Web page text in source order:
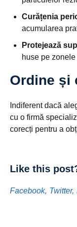
Curățenia
acumularea
Protejează
huse pe
Ordine și
Indiferent dacă
cu o firmă
corecți pentru a
Like this
Facebook Twitter